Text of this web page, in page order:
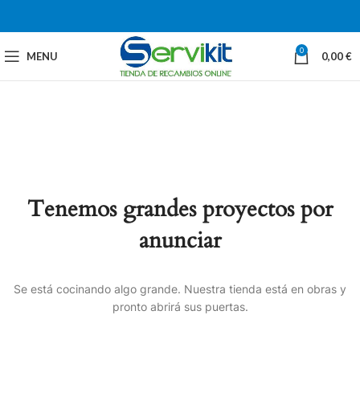
MENU 0 0,00€
Tenemos grandes proyectos por
anunciar
Se está cocinando algo grande. Nuestra tienda está en obras y
pronto abrirá sus puertas.